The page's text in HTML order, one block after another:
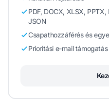
PDF, DOCX, XLSX,
JSON
Csapathozzáférés és
Prioritási e-mail támogatás